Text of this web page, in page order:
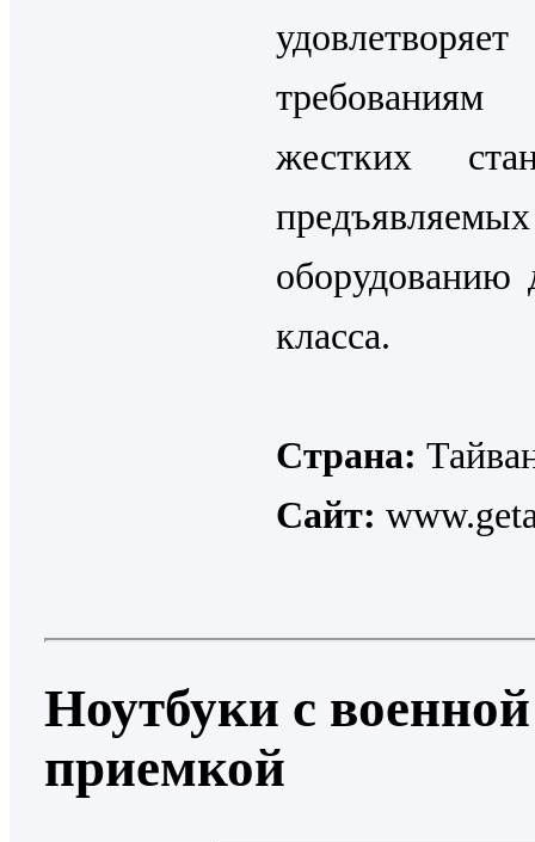
удовлетворяет
жестких
оборудованию
класса.
Страна:
Сайт:
Ноутбуки с военной
приемкой